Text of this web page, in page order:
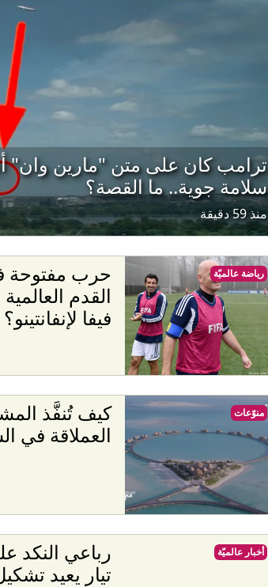
ترامب كان على متن "مارين وان"
سلامة جوية.. ما القصة؟
منذ 59 دقيقة
حرب مفتوحة
القدم
فيفا لإنفانتينو؟
رياضة عالميّة
كيف تُنفَّذ
العملاقة في
منوّعات
رباعي النكد
تيار يعيد
أخبار عالميّة